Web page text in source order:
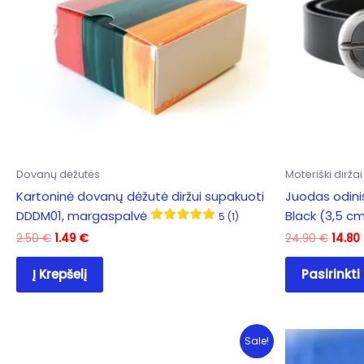
Dovanų dėžutės
Kartoninė dovanų dėžutė diržui supakuoti
DDDM01, margaspalvė
5 (1)
2.50€ Original
was:
2.50 €.
1.49 €Current
Į Krepšelį
Moteriški diržai
Juodas
Black (3,5
24.90€
was:
14.80
Pasirinkti
Sale!